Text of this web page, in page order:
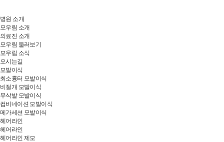
병원 소개
모우림 소개
의료진 소개
모우림 둘러보기
모우림 소식
오시는길
모발이식
최소흉터 모발이식
비절개 모발이식
무삭발 모발이식
컴비네이션 모발이식
메가세션 모발이식
헤어라인
헤어라인
헤어라인 제모